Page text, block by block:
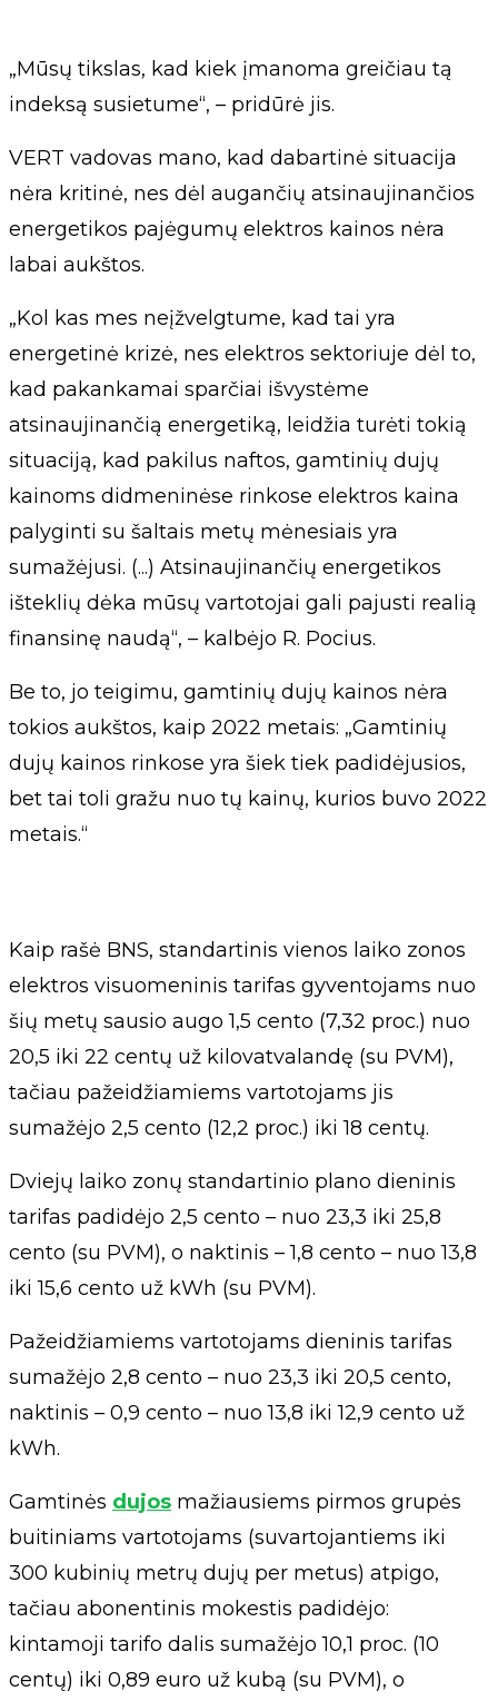
„Mūsų tikslas, kad kiek įmanoma greičiau tą
indeksą susietume“, – pridūrė jis.
VERT vadovas mano, kad dabartinė situacija
nėra kritinė, nes dėl augančių atsinaujinančios
energetikos pajėgumų elektros kainos nėra
labai aukštos.
„Kol kas mes neįžvelgtume, kad tai yra
energetinė krizė, nes elektros sektoriuje dėl to,
kad pakankamai sparčiai išvystėme
atsinaujinančią energetiką, leidžia turėti tokią
situaciją, kad pakilus naftos, gamtinių dujų
kainoms didmeninėse rinkose elektros kaina
palyginti su šaltais metų mėnesiais yra
sumažėjusi. (...) Atsinaujinančių energetikos
išteklių dėka mūsų vartotojai gali pajusti realią
finansinę naudą“, – kalbėjo R. Pocius.
Be to, jo teigimu, gamtinių dujų kainos nėra
tokios aukštos, kaip 2022 metais: „Gamtinių
dujų kainos rinkose yra šiek tiek padidėjusios,
bet tai toli gražu nuo tų kainų, kurios buvo 2022
metais.“
Kaip rašė BNS, standartinis vienos laiko zonos
elektros visuomeninis tarifas gyventojams nuo
šių metų sausio augo 1,5 cento (7,32 proc.) nuo
20,5 iki 22 centų už kilovatvalandę (su PVM),
tačiau pažeidžiamiems vartotojams jis
sumažėjo 2,5 cento (12,2 proc.) iki 18 centų.
Dviejų laiko zonų standartinio plano dieninis
tarifas padidėjo 2,5 cento – nuo 23,3 iki 25,8
cento (su PVM), o naktinis – 1,8 cento – nuo 13,8
iki 15,6 cento už kWh (su PVM).
Pažeidžiamiems vartotojams dieninis tarifas
sumažėjo 2,8 cento – nuo 23,3 iki 20,5 cento,
naktinis – 0,9 cento – nuo 13,8 iki 12,9 cento už
kWh.
Gamtinės dujos mažiausiems pirmos grupės
buitiniams vartotojams (suvartojantiems iki
300 kubinių metrų dujų per metus) atpigo,
tačiau abonentinis mokestis padidėjo:
kintamoji tarifo dalis sumažėjo 10,1 proc. (10
centų) iki 0,89 euro už kubą (su PVM), o